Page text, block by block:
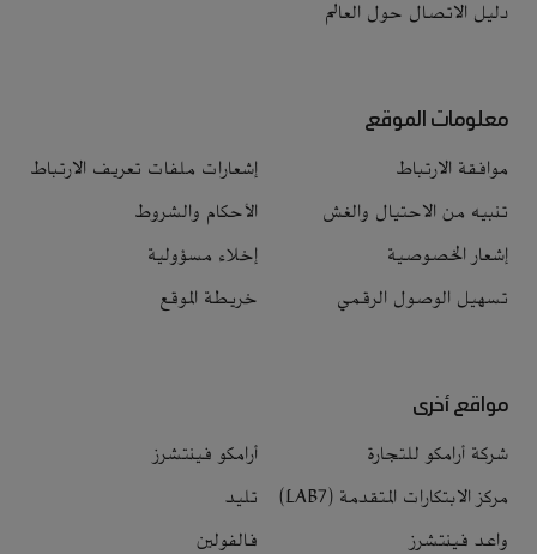
دليل الاتصال حول العالم
معلومات الموقع
موافقة الارتباط
إشعارات ملفات تعريف الارتباط
تنبيه من الاحتيال والغش
الأحكام والشروط
إشعار الخصوصية
إخلاء مسؤولية
تسهيل الوصول الرقمي
خريطة الموقع
مواقع أخرى
شركة أرامكو للتجارة
أرامكو فينتشرز
مركز الابتكارات المتقدمة (LAB7)
تليد
واعد فينتشرز
فالفولين